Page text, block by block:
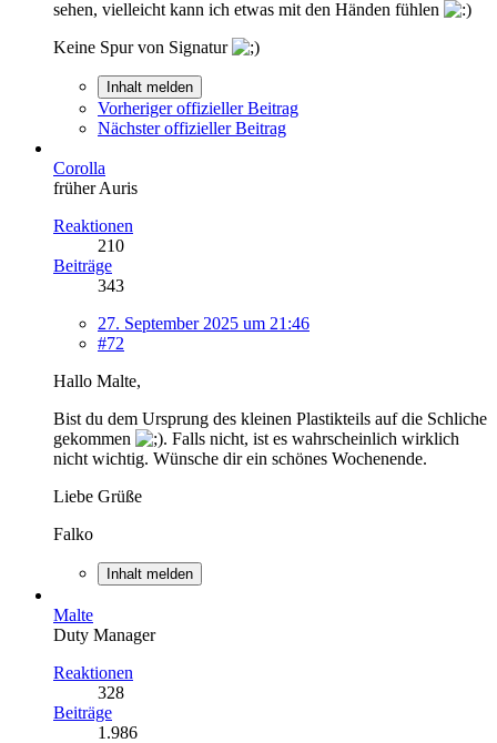
sehen, vielleicht kann ich etwas mit den Händen fühlen
Keine Spur von Signatur
Inhalt melden
Vorheriger offizieller Beitrag
Nächster offizieller Beitrag
Corolla
früher Auris
Reaktionen
210
Beiträge
343
27. September 2025 um 21:46
#72
Hallo Malte,
Bist du dem Ursprung des kleinen Plastikteils auf die Schliche
gekommen
. Falls nicht, ist es wahrscheinlich wirklich
nicht wichtig. Wünsche dir ein schönes Wochenende.
Liebe Grüße
Falko
Inhalt melden
Malte
Duty Manager
Reaktionen
328
Beiträge
1.986